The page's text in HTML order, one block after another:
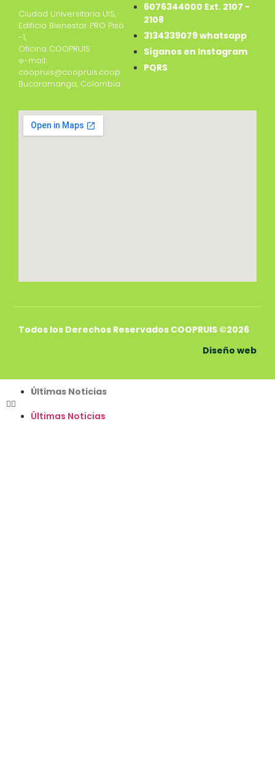
Ciudad Universitaria UIS,
Edificio Bienestar PRO Piso
-1,
Oficina COOPRUIS
e-mail:
coopruis@coopruis.coop
Bucaramanga, Colombia
6076344000 Ext. 2107 -
2108
3134339079 whatsapp
Síganos en Instagram
PQRS
Todos los Derechos Reservados COOPRUIS ©2026
Diseño web
Últimas Noticias
Últimas Noticias